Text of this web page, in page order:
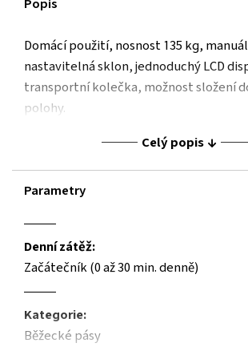
Popis
Domácí použití, nosnost 135 kg,
nastavitelná sklon, jednoduchý LCD
transportní kolečka, možnost složení
polohy.
Celý popis
Parametry
Denní zátěž:
Začátečník (0 až 30 min. denně)
Kategorie:
Běžecké pásy